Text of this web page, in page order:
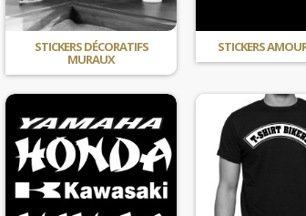
STICKERS DÉCORATIFS
MURAUX
STICKERS